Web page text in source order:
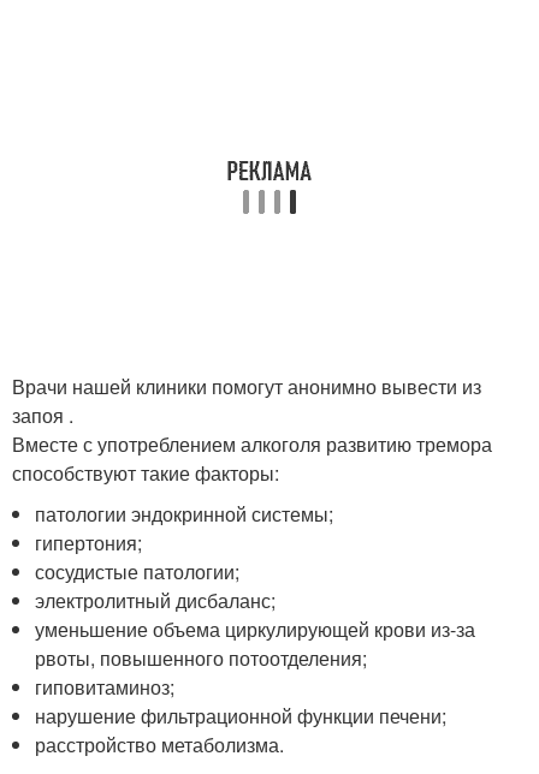
Врачи нашей клиники помогут анонимно вывести из
запоя .
Вместе с употреблением алкоголя развитию тремора
способствуют такие факторы:
патологии эндокринной системы;
гипертония;
сосудистые патологии;
электролитный дисбаланс;
уменьшение объема циркулирующей крови из-за
рвоты, повышенного потоотделения;
гиповитаминоз;
нарушение фильтрационной функции печени;
расстройство метаболизма.